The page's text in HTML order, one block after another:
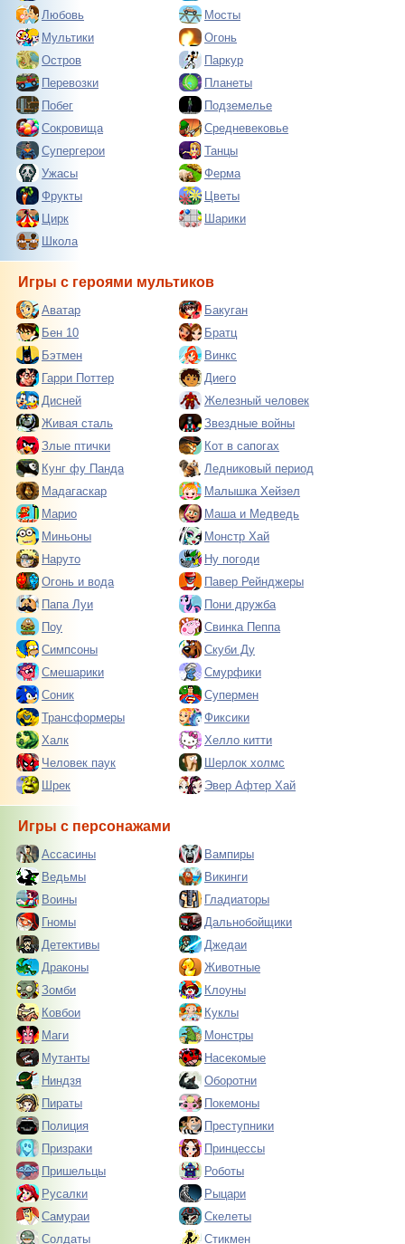
Любовь
Мосты
Мультики
Огонь
Остров
Паркур
Перевозки
Планеты
Побег
Подземелье
Сокровища
Средневековье
Супергерои
Танцы
Ужасы
Ферма
Фрукты
Цветы
Цирк
Шарики
Школа
Игры с героями мультиков
Аватар
Бакуган
Бен 10
Братц
Бэтмен
Винкс
Гарри Поттер
Диего
Дисней
Железный человек
Живая сталь
Звездные войны
Злые птички
Кот в сапогах
Кунг фу Панда
Ледниковый период
Мадагаскар
Малышка Хейзел
Марио
Маша и Медведь
Миньоны
Монстр Хай
Наруто
Ну погоди
Огонь и вода
Павер Рейнджеры
Папа Луи
Пони дружба
Поу
Свинка Пеппа
Симпсоны
Скуби Ду
Смешарики
Смурфики
Соник
Супермен
Трансформеры
Фиксики
Халк
Хелло китти
Человек паук
Шерлок холмс
Шрек
Эвер Афтер Хай
Игры с персонажами
Ассасины
Вампиры
Ведьмы
Викинги
Воины
Гладиаторы
Гномы
Дальнобойщики
Детективы
Джедаи
Драконы
Животные
Зомби
Клоуны
Ковбои
Куклы
Маги
Монстры
Мутанты
Насекомые
Ниндзя
Оборотни
Пираты
Покемоны
Полиция
Преступники
Призраки
Принцессы
Пришельцы
Роботы
Русалки
Рыцари
Самураи
Скелеты
Солдаты
Стикмен